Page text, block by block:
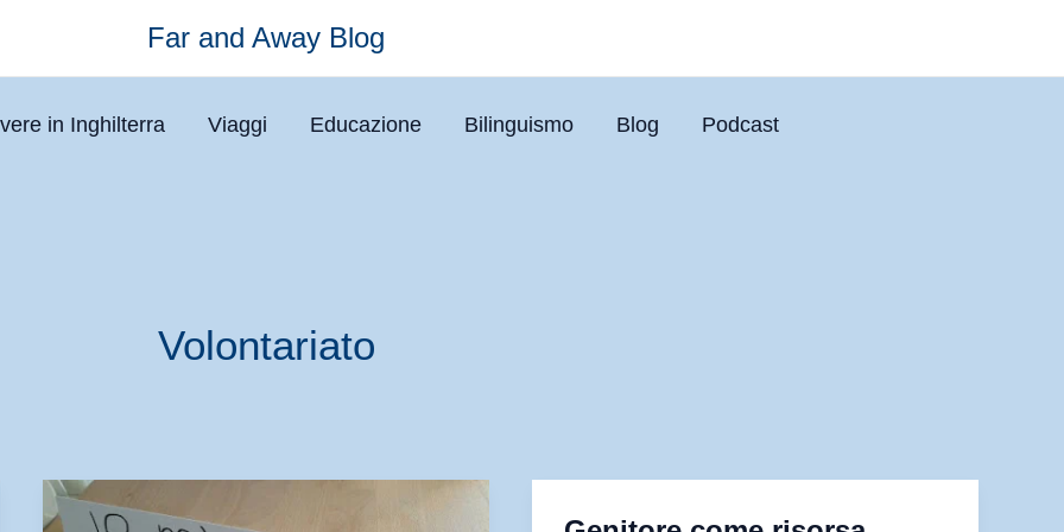
Far and Away Blog
in Inghilterra Viaggi Educazione Bilinguismo Blog Podcast
Volontariato